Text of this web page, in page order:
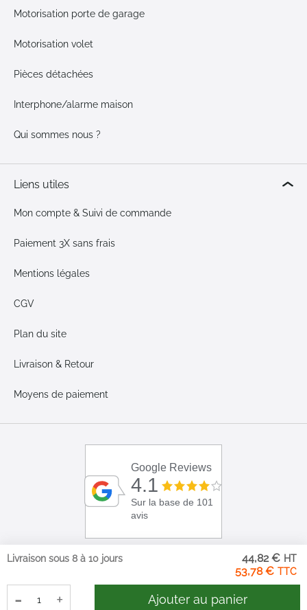
53,78 €
44,82 €
Livraison sous 8 à 10 jours
- + Ajouter au panier
Motorisation porte de garage
Motorisation volet
Pièces détachées
Interphone/alarme maison
Qui sommes nous ?
Liens utiles
Mon compte & Suivi de commande
Paiement 3X sans frais
Mentions légales
CGV
Plan du site
Livraison & Retour
Moyens de paiement
Google Reviews
4.1
Sur la base de 101
avis